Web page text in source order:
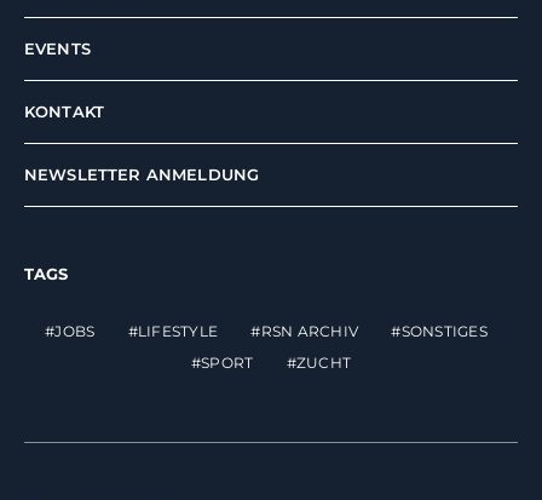
EVENTS
KONTAKT
NEWSLETTER ANMELDUNG
TAGS
JOBS LIFESTYLE RSN ARCHIV
SONSTIGES
SPORT
ZUCHT